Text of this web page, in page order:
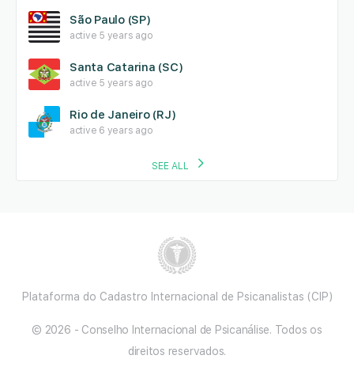
São Paulo (SP)
active 5 years ago
Santa Catarina (SC)
active 5 years ago
Rio de Janeiro (RJ)
active 6 years ago
SEE ALL
Plataforma do Cadastro Internacional de Psicanalistas (CIP)
© 2026 - Conselho Internacional de Psicanálise. Todos os
direitos reservados.